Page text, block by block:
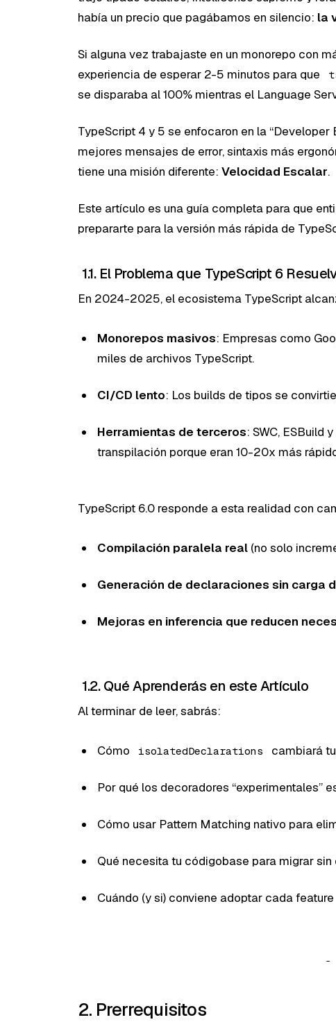
había un precio que pagábamos en silencio: la
Si alguna vez trabajaste en un monorepo con
experiencia de esperar 2-5 minutos para que
se disparaba al 100% mientras el Language
TypeScript 4 y 5 se enfocaron en la
mejores mensajes de error, sintaxis más
tiene una misión diferente: Velocidad Escalar.
Este artículo es una guía completa para que
prepararte para la versión más rápida de
1.1. El Problema que TypeScript 6
En 2024-2025, el ecosistema TypeScript
Monorepos masivos: Empresas como
miles de archivos TypeScript.
CI/CD lento: Los builds de tipos se
Herramientas de terceros: SWC, ESBuild
transpilación porque eran 10-20x más
TypeScript 6.0 responde a esta realidad con
Compilación paralela real (no solo
Generación de declaraciones sin carga
Mejoras en inferencia que reducen
1.2. Qué Aprenderás en este Artículo
Al terminar de leer, sabrás:
Cómo isolatedDeclarations cambiará
Por qué los decoradores “experimentales”
Cómo usar Pattern Matching nativo para
Qué necesita tu códigobase para migrar sin
Cuándo (y si) conviene adoptar cada feature
2. Prerrequisitos